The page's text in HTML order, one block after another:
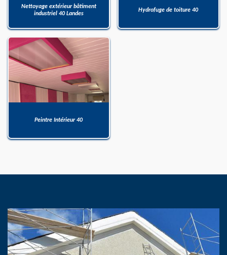
Nettoyage extérieur bâtiment
industriel 40 Landes
Hydrofuge de toiture 40
Peintre Intérieur 40